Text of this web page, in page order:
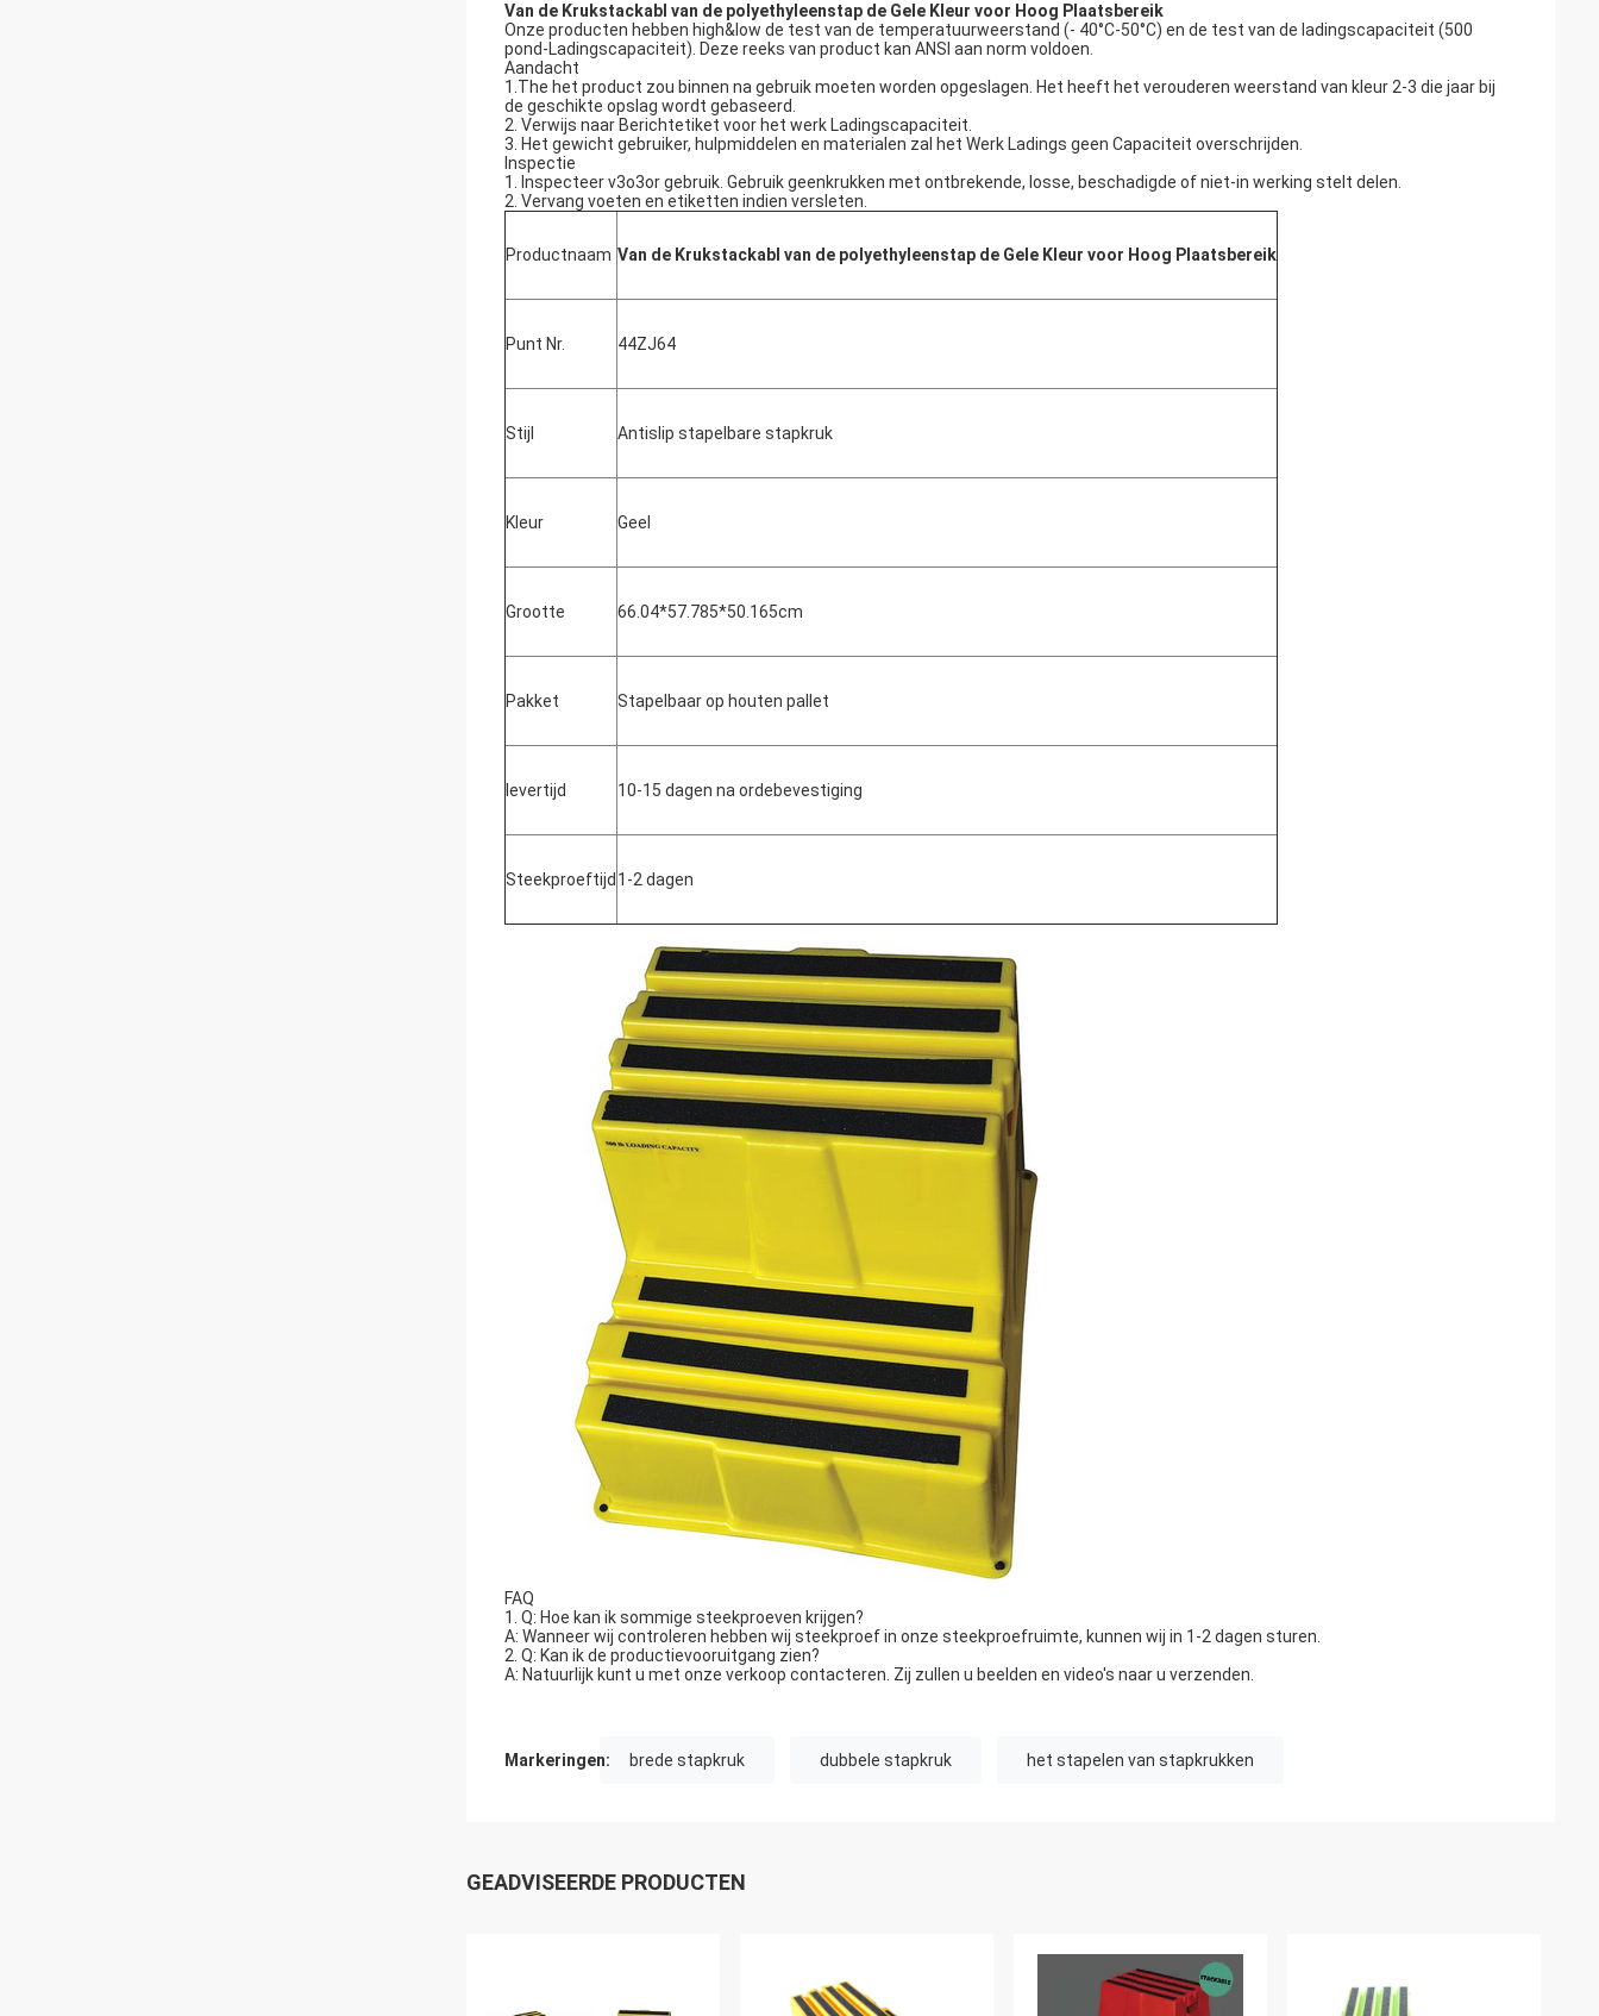
Van de Krukstackabl van de polyethyleenstap de Gele Kleur voor Hoog Plaatsbereik
Onze producten hebben high&low de test van de temperatuurweerstand (- 40°C-50°C) en de test van de ladingscapaciteit (500
pond-Ladingscapaciteit). Deze reeks van product kan ANSI aan norm voldoen.
Aandacht
1.The het product zou binnen na gebruik moeten worden opgeslagen. Het heeft het verouderen weerstand van kleur 2-3 die jaar bij
de geschikte opslag wordt gebaseerd.
2. Verwijs naar Berichtetiket voor het werk Ladingscapaciteit.
3. Het gewicht gebruiker, hulpmiddelen en materialen zal het Werk Ladings geen Capaciteit overschrijden.
Inspectie
1. Inspecteer v3o3or gebruik. Gebruik geenkrukken met ontbrekende, losse, beschadigde of niet-in werking stelt delen.
2. Vervang voeten en etiketten indien versleten.
Productnaam Van de Krukstackabl van de polyethyleenstap de Gele Kleur voor Hoog Plaatsbereik
Punt Nr. 44ZJ64
Stijl Antislip stapelbare stapkruk
Kleur Geel
Grootte 66.04*57.785*50.165cm
Pakket Stapelbaar op houten pallet
levertijd 10-15 dagen na ordebevestiging
Steekproeftijd 1-2 dagen
FAQ
1. Q: Hoe kan ik sommige steekproeven krijgen?
A: Wanneer wij controleren hebben wij steekproef in onze steekproefruimte, kunnen wij in 1-2 dagen sturen.
2. Q: Kan ik de productievooruitgang zien?
A: Natuurlijk kunt u met onze verkoop contacteren. Zij zullen u beelden en video's naar u verzenden.
Markeringen: brede stapkruk dubbele stapkruk het stapelen van stapkrukken
GEADVISEERDE PRODUCTEN